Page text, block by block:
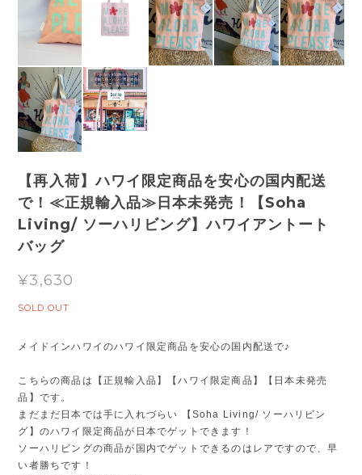
【再入荷】ハワイ限定商品を安心の国内配送
で！≪正規輸入品≫日本未発売！【Soha
Living/ ソーハリビング】ハワイアントート
バッグ
¥3,630
SOLD OUT
メイドインハワイのハワイ限定商品を安心の国内配送で♪
こちらの商品は【正規輸入品】【ハワイ限定商品】【日本未発売
品】です。
まだまだ日本では手に入れづらい 【Soha Living/ ソーハリビン
グ】のハワイ限定商品が日本でゲットできます！
ソーハリビングの商品が国内でゲットできるのはレアですので、早
い者勝ちです！